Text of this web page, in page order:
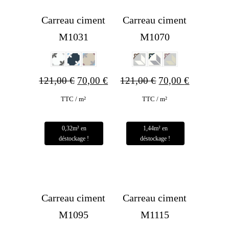
Carreau ciment
M1031
121,00€ Le
prix
était :
70,00€Le
TTC / m²
Carreau ciment
M1070
121,00€ Le
prix
était :
70,00€Le
TTC / m²
Carreau ciment
M1095
Carreau ciment
M1115